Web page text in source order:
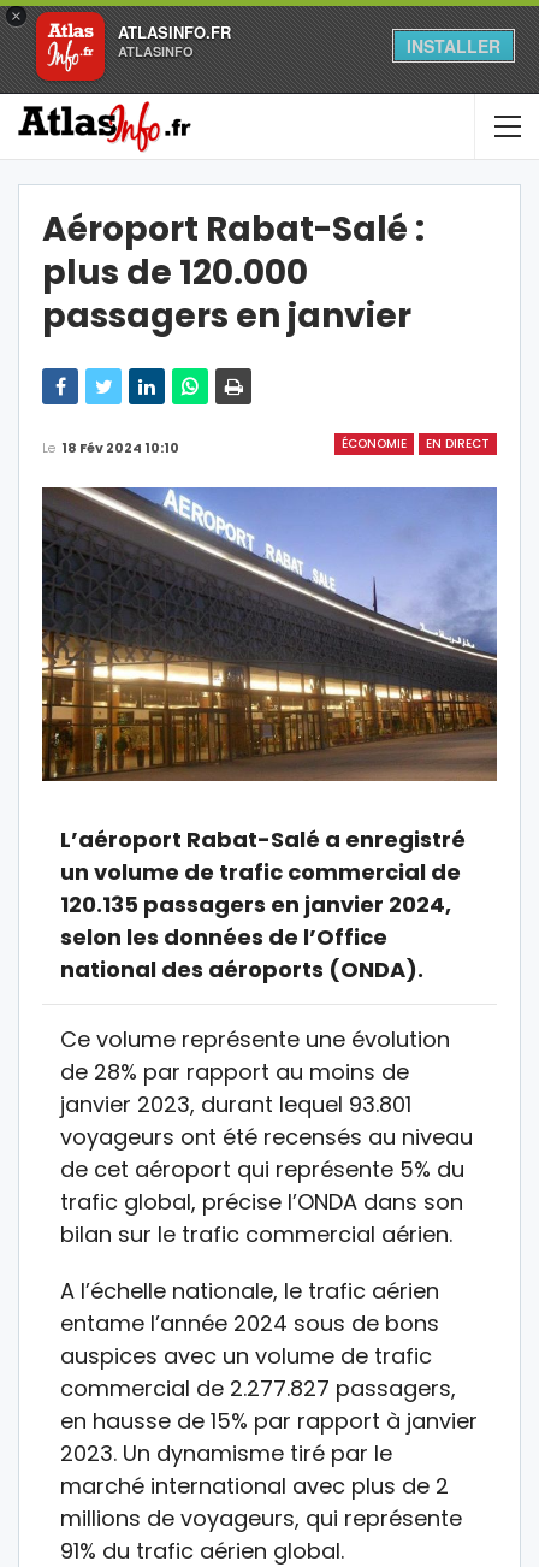
×
ATLASINFO.FR
ATLASINFO INSTALLER
Aéroport Rabat-Salé :
plus de 120.000
passagers en janvier
ÉCONOMIE EN DIRECT
Le 18 Fév 2024 10:10
L’aéroport Rabat-Salé a enregistré
un volume de trafic commercial de
120.135 passagers en janvier 2024,
selon les données de l’Office
national des aéroports (ONDA).
Ce volume représente une évolution
de 28% par rapport au moins de
janvier 2023, durant lequel 93.801
voyageurs ont été recensés au niveau
de cet aéroport qui représente 5% du
trafic global, précise l’ONDA dans son
bilan sur le trafic commercial aérien.
A l’échelle nationale, le trafic aérien
entame l’année 2024 sous de bons
auspices avec un volume de trafic
commercial de 2.277.827 passagers,
en hausse de 15% par rapport à janvier
2023. Un dynamisme tiré par le
marché international avec plus de 2
millions de voyageurs, qui représente
91% du trafic aérien global.